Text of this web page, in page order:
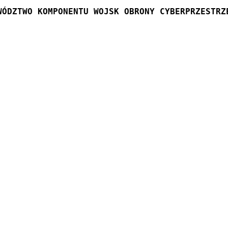
KOMPONENTU WOJSK OBRONY